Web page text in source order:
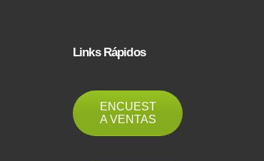
Links Rápidos
ENCUEST
A VENTAS